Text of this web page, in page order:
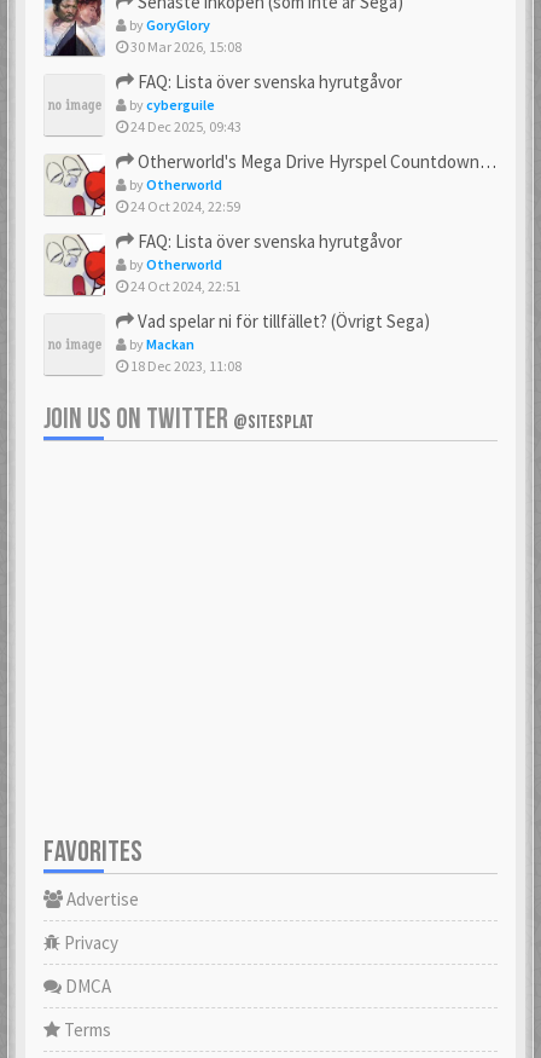
byGoryGlory
30 Mar 2026, 15:08
FAQ: Lista över svenska hyrutgåvor
bycyberguile
24 Dec 2025, 09:43
Otherworld's Mega Drive Hyrspel Countdown Tråd!
byOtherworld
24 Oct 2024, 22:59
FAQ: Lista över svenska hyrutgåvor
byOtherworld
24 Oct 2024, 22:51
Vad spelar ni för tillfället? (Övrigt Sega)
byMackan
18 Dec 2023, 11:08
JOIN US ON TWITTER @SITESPLAT
FAVORITES
Advertise
Privacy
DMCA
Terms